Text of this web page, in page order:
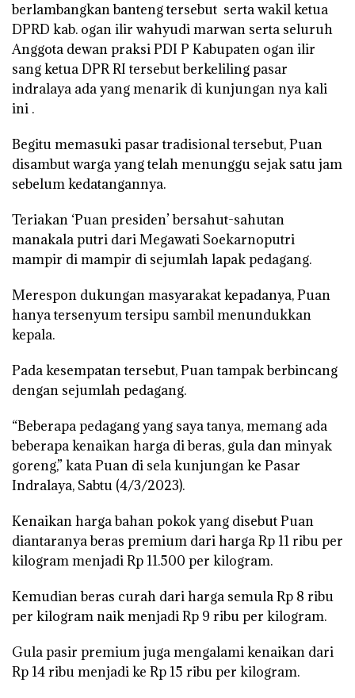
berlambangkan banteng tersebut serta wakil ketua
DPRD kab. ogan ilir wahyudi marwan serta seluruh
Anggota dewan praksi PDI P Kabupaten ogan ilir
sang ketua DPR RI tersebut berkeliling pasar
indralaya ada yang menarik di kunjungan nya kali
ini .
Begitu memasuki pasar tradisional tersebut, Puan
disambut warga yang telah menunggu sejak satu jam
sebelum kedatangannya.
Teriakan ‘Puan presiden’ bersahut-sahutan
manakala putri dari Megawati Soekarnoputri
mampir di mampir di sejumlah lapak pedagang.
Merespon dukungan masyarakat kepadanya, Puan
hanya tersenyum tersipu sambil menundukkan
kepala.
Pada kesempatan tersebut, Puan tampak berbincang
dengan sejumlah pedagang.
“Beberapa pedagang yang saya tanya, memang ada
beberapa kenaikan harga di beras, gula dan minyak
goreng,” kata Puan di sela kunjungan ke Pasar
Indralaya, Sabtu (4/3/2023).
Kenaikan harga bahan pokok yang disebut Puan
diantaranya beras premium dari harga Rp 11 ribu per
kilogram menjadi Rp 11.500 per kilogram.
Kemudian beras curah dari harga semula Rp 8 ribu
per kilogram naik menjadi Rp 9 ribu per kilogram.
Gula pasir premium juga mengalami kenaikan dari
Rp 14 ribu menjadi ke Rp 15 ribu per kilogram.